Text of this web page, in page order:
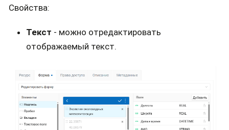
Свойства:
Текст - можно отредактировать
отображаемый текст.